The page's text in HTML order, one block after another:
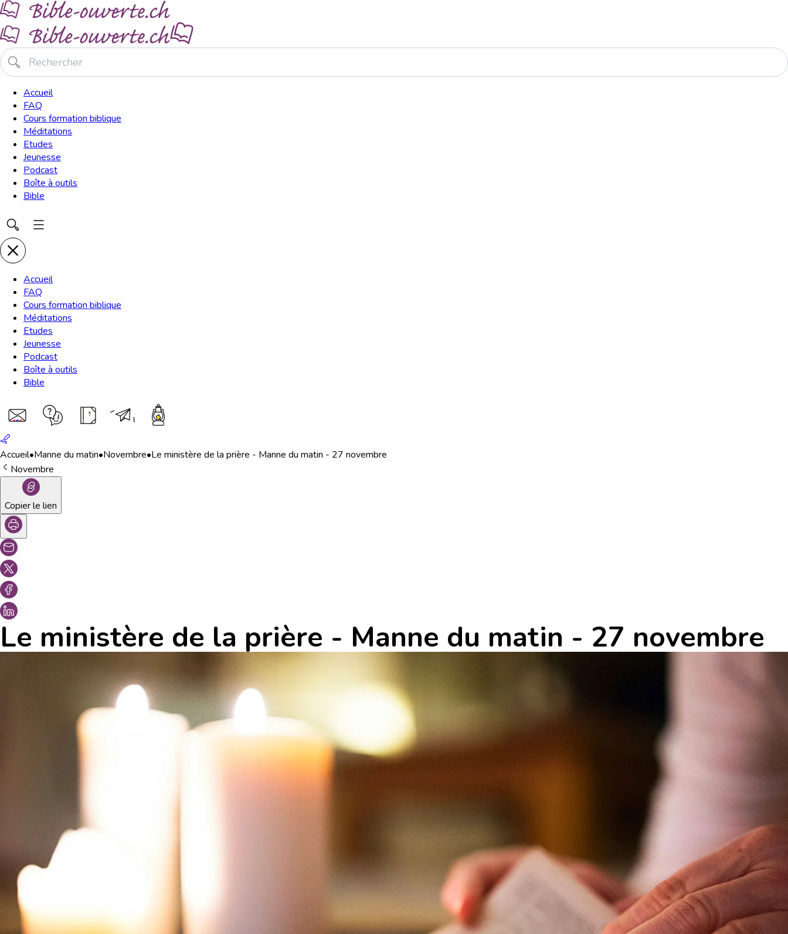
Accueil
FAQ
Cours formation biblique
Méditations
Etudes
Jeunesse
Podcast
Boîte à outils
Bible
Accueil
FAQ
Cours formation biblique
Méditations
Etudes
Jeunesse
Podcast
Boîte à outils
Bible
Accueil•Manne du matin•Novembre•Le ministère de la prière - Manne du matin - 27 novembre
Novembre
Copier le lien
Le ministère de la prière - Manne du matin - 27 novembre